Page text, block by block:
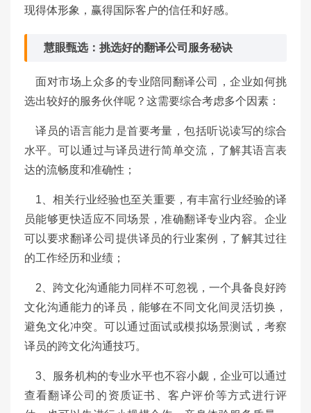
现得体形象，赢得国际客户的信任和好感。
慧眼甄选：挑选好的翻译公司服务秘诀
面对市场上众多的专业陪同翻译公司，企业如何挑
选出较好的服务伙伴呢？这需要综合考虑多个因素：
译员的语言能力是首要考量，包括听说读写的综合
水平。可以通过与译员进行简单交流，了解其语言表
达的流畅度和准确性；
1、相关行业经验也至关重要，有丰富行业经验的译
员能够更快适应不同场景，准确翻译专业内容。企业
可以要求翻译公司提供译员的行业案例，了解其过往
的工作经历和业绩；
2、跨文化沟通能力同样不可忽视，一个具备良好跨
文化沟通能力的译员，能够在不同文化间灵活切换，
避免文化冲突。可以通过面试或模拟场景测试，考察
译员的跨文化沟通技巧。
3、服务机构的专业水平也不容小觑，企业可以通过
查看翻译公司的资质证书、客户评价等方式进行评